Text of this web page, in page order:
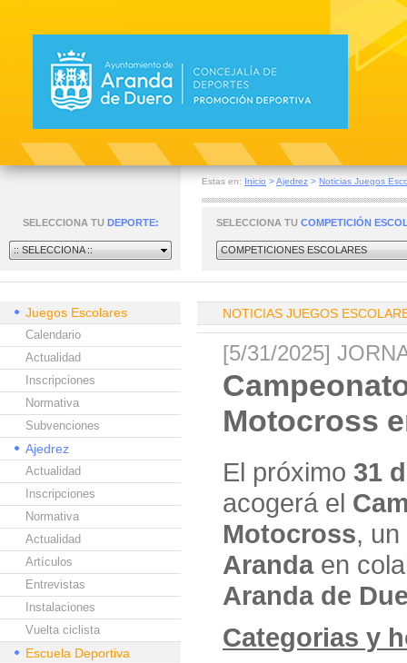
Estas en: Inicio >Ajedrez > Noticias Juegos
SELECCIONA TU DEPORTE:
:: SELECCIONA ::
SELECCIONA TU COMPETICIÓN
COMPETICIONES ESCOLARES
Juegos Escolares
Calendario
Actualidad
Inscripciones
Normativa
Subvenciones
Ajedrez
Actualidad
Inscripciones
Normativa
Actualidad
Artículos
Entrevistas
Instalaciones
Vuelta ciclista
Escuela Deportiva
NOTICIAS JUEGOS
[5/31/2025]
Motocross
El próximo 31
acogerá el
Motocross,
Arandaen
Aranda de
Categorias y